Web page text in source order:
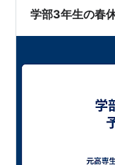
(@Tonton0ten…
学部3年生の春